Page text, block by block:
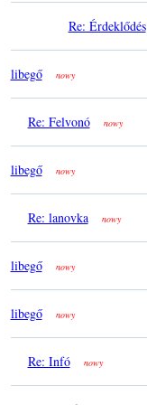
Re: Érdeklődés
libegő nowy
Re: Felvonó nowy
libegő nowy
Re: lanovka nowy
libegő nowy
libegő nowy
Re: Infó nowy